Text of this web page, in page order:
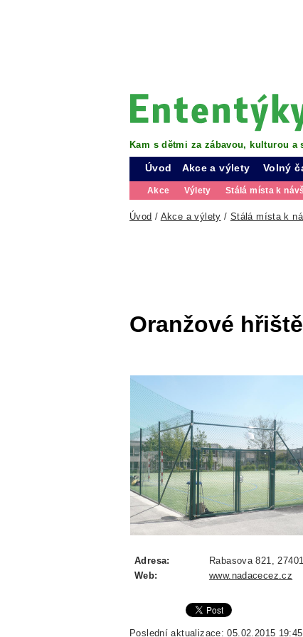
Kam s dětmi za zábavou, kulturou a
Úvod Akce a výlety
Akce Výlety Stálá místa k
Volný
Úvod / Akce a výlety / Stálá místa k
Oranžové
Adresa:
Rabasova 821,
Web:
www.nadacecez.cz
Poslední aktualizace: 05.02.2015